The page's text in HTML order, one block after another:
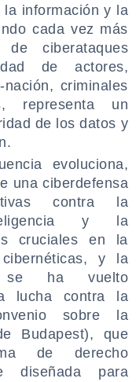
información y la
cada vez más
de ciberataques
de actores,
criminales
representa un
de los datos y
evoluciona,
una ciberdefensa
contra la
y la
cruciales en la
y la
se ha vuelto
lucha contra la
sobre la
Budapest), que
de derecho
diseñada para